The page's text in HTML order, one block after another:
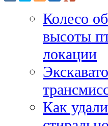
Колесо
высоты
локации
Как